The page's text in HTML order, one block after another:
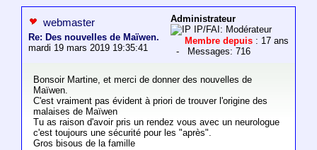
webmaster
Re: Des nouvelles de Maïwen.
mardi 19 mars 2019 19:35:41
Administrateur
IP/FAI: Modérateur
Membre depuis : 17 ans
- Messages: 716
Bonsoir Martine, et merci de donner des nouvelles de
Maïwen.
C'est vraiment pas évident à priori de trouver l'origine des
malaises de Maïwen
Tu as raison d'avoir pris un rendez vous avec un neurologue
c'est toujours une sécurité pour les "après".
Gros bisous de la famille